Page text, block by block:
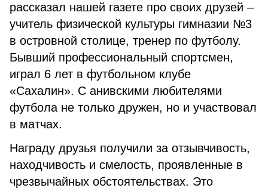
рассказал нашей газете про своих друзей –
учитель физической культуры гимназии №3
в островной столице, тренер по футболу.
Бывший профессиональный спортсмен,
играл 6 лет в футбольном клубе
«Сахалин». С анивскими любителями
футбола не только дружен, но и участвовал
в матчах.
Награду друзья получили за отзывчивость,
находчивость и смелость, проявленные в
чрезвычайных обстоятельствах. Это